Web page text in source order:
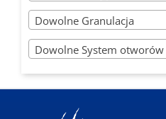
Dowolne Granulacja
Dowolne System otworów